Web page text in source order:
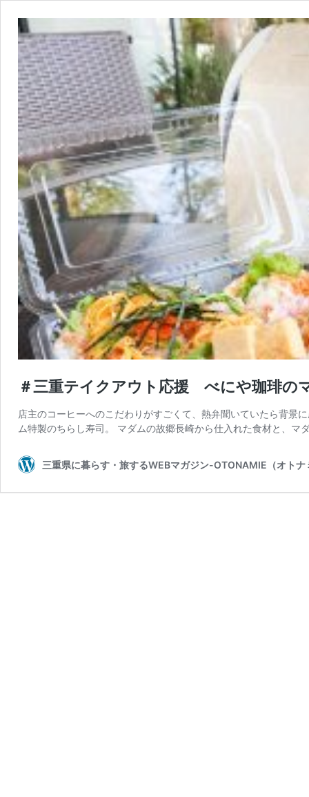
＃三重テイクアウト応援 べにや珈琲の
店主のコーヒーへのこだわりがすごくて、熱弁聞いていたら背景
ム特製のちらし寿司。 マダムの故郷長崎から仕入れた食材と、
三重県に暮らす・旅するWEBマガジン-OTONAMIE（オトナ